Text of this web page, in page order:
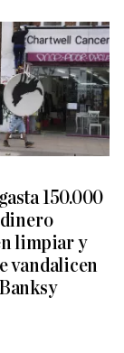
150.000
limpiar y
vandalicen